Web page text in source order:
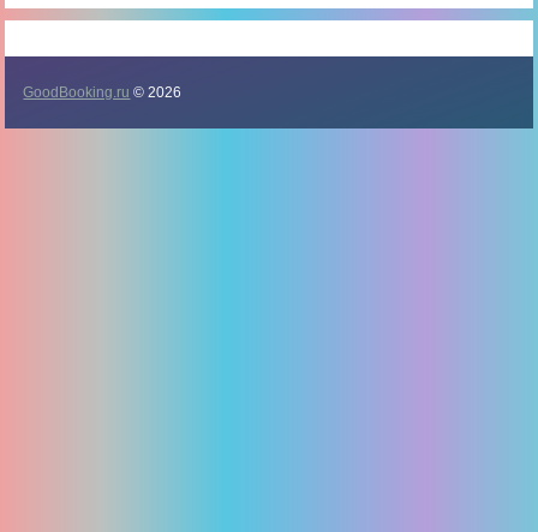
GoodBooking.ru © 2026